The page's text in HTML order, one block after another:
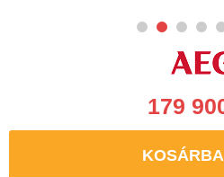
179